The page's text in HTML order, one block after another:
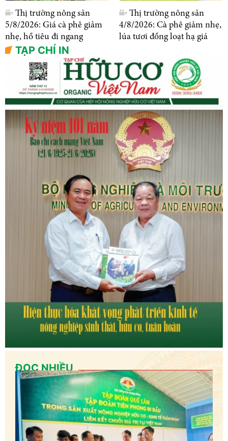
Thị trường nông sản
5/8/2026: Giá cà phê giảm
nhẹ, hồ tiêu đi ngang
Thị trường nông sản
4/8/2026: Cà phê giảm nhẹ,
lúa tươi đồng loạt hạ giá
TẠP CHÍ IN
ĐỌC NHIỀU